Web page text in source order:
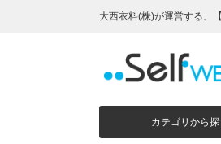
大西衣料(株)が運営する、
カテゴリから